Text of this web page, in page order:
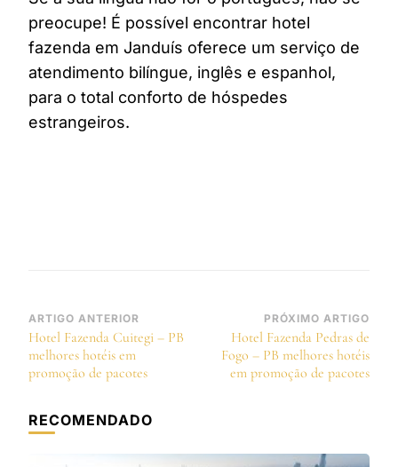
preocupe! É possível encontrar hotel
fazenda em Janduís oferece um serviço de
atendimento bilíngue, inglês e espanhol,
para o total conforto de hóspedes
estrangeiros.
Navegação
de
post
ARTIGO ANTERIOR
Hotel Fazenda Cuitegi – PB
melhores hotéis em
promoção de pacotes
PRÓXIMO ARTIGO
Hotel Fazenda Pedras de
Fogo – PB melhores hotéis
em promoção de pacotes
RECOMENDADO